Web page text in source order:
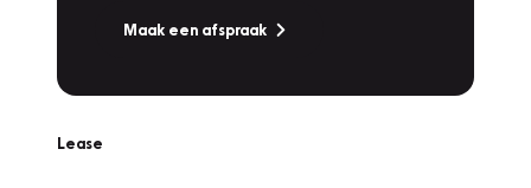
Maak een afspraak
Lease